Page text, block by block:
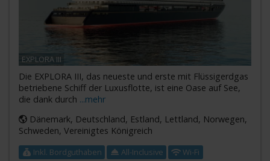
EXPLORA III
Die EXPLORA III, das neueste und erste mit Flüssigerdgas
betriebene Schiff der Luxusflotte, ist eine Oase auf See,
die dank durch ...mehr
Dänemark, Deutschland, Estland, Lettland, Norwegen,
Schweden, Vereinigtes Königreich
Inkl. Bordguthaben All-Inclusive Wi-Fi